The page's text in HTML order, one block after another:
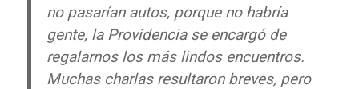
no pasarían autos, porque no habría
gente, la Providencia se encargó de
regalarnos los más lindos encuentros.
Muchas charlas resultaron breves, pero